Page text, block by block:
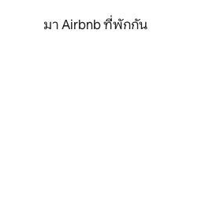
มา Airbnb ที่พักกัน